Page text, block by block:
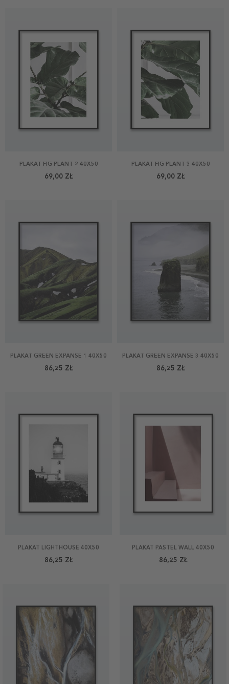
PLAKAT FIG PLANT 2 40X50
69,00 ZŁ
PLAKAT FIG PLANT 3 40X50
69,00 ZŁ
PLAKAT GREEN EXPANSE 1 40X50
86,25 ZŁ
PLAKAT GREEN EXPANSE 3 40X50
86,25 ZŁ
PLAKAT LIGHTHOUSE 40X50
86,25 ZŁ
PLAKAT PASTEL WALL 40X50
86,25 ZŁ